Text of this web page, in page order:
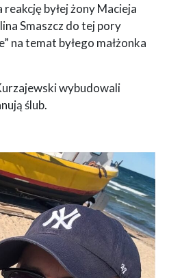
byłej żony Macieja
Smaszcz do tej pory
na temat byłego małżonka
wybudowali
ślub.